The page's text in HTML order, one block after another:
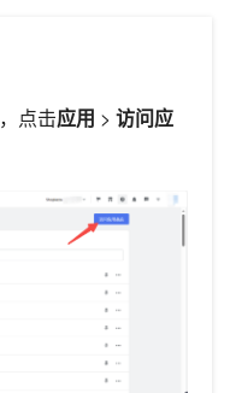
，点击应用 > 访问应